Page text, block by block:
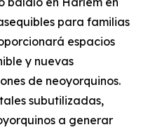
para familias
espacios
y nuevas
de neoyorquinos.
subutilizadas,
a generar